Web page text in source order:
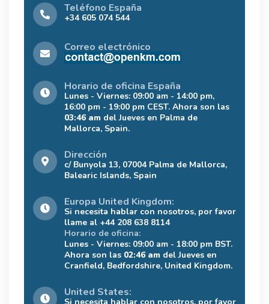
Teléfono España
+34 605 074 544
Correo electrónico
Horario de oficina España
Lunes - Viernes: 09:00 am - 14:00 pm,
16:00 pm - 19:00 pm CEST. Ahora son las
03:46 am del Jueves en Palma de
Mallorca, Spain.
Dirección
c/ Bunyola 13, 07004 Palma de Mallorca,
Balearic Islands, Spain
Europa United Kingdom:
Si necesita hablar con nosotros, por favor
llame al +44 208 638 8114
Horario de oficina:
Lunes - Viernes: 09:00 am - 18:00 pm BST.
Ahora son las 02:46 am del Jueves en
Cranfield, Bedfordshire, United Kingdom.
United States:
Si necesita hablar con nosotros, por favor